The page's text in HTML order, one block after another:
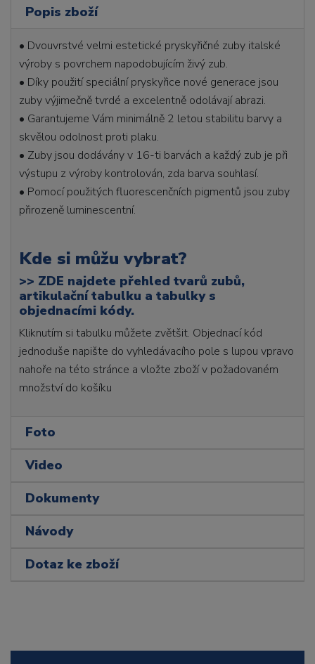
Popis zboží
• Dvouvrstvé velmi estetické pryskyřičné zuby italské
výroby s povrchem napodobujícím živý zub.
• Díky použití speciální pryskyřice nové generace jsou
zuby výjimečně tvrdé a excelentně odolávají abrazi.
• Garantujeme Vám minimálně 2 letou stabilitu barvy a
skvělou odolnost proti plaku.
• Zuby jsou dodávány v 16-ti barvách a každý zub je při
výstupu z výroby kontrolován, zda barva souhlasí.
• Pomocí použitých fluorescenčních pigmentů jsou zuby
přirozeně luminescentní.
Kde si můžu vybrat?
>> ZDE najdete přehled tvarů zubů,
artikulační tabulku a tabulky s
objednacími kódy.
Kliknutím si tabulku můžete zvětšit. Objednací kód
jednoduše napište do vyhledávacího pole s lupou vpravo
nahoře na této stránce a vložte zboží v požadovaném
množství do košíku
Foto
Video
Dokumenty
Návody
Dotaz ke zboží